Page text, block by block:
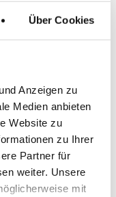
Über Cookies
Anzeigen zu
Medien anbieten
Website zu
zu Ihrer
Partner für
weiter. Unsere
mit
Kl.M*
125cm SPR